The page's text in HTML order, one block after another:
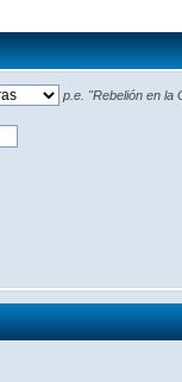
p.e. "Rebelión en la